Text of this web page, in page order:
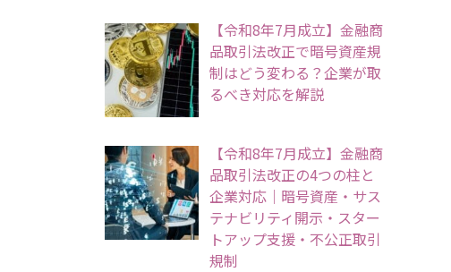
【令和8年7月成立】金融商
品取引法改正で暗号資産規
制はどう変わる？企業が取
るべき対応を解説
【令和8年7月成立】金融商
品取引法改正の4つの柱と
企業対応｜暗号資産・サス
テナビリティ開示・スター
トアップ支援・不公正取引
規制